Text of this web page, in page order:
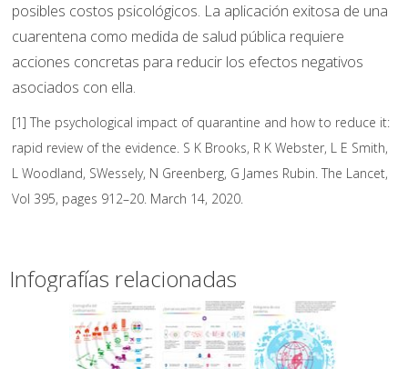
posibles costos psicológicos. La aplicación exitosa de una
cuarentena como medida de salud pública requiere
acciones concretas para reducir los efectos negativos
asociados con ella.
[1] The psychological impact of quarantine and how to reduce it:
rapid review of the evidence. S K Brooks, R K Webster, L E Smith,
L Woodland, SWessely, N Greenberg, G James Rubin. The Lancet,
Vol 395, pages 912–20. March 14, 2020.
Infografías relacionadas